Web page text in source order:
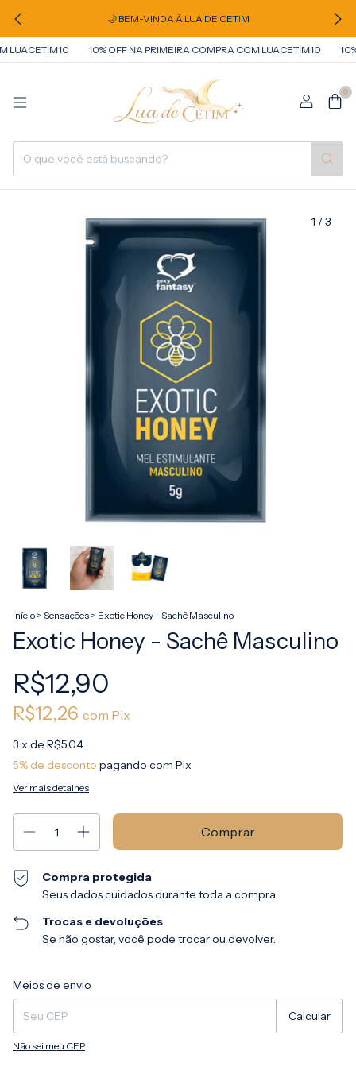
🌙 BEM-VINDA À LUA DE CETIM
10% OFF NA PRIMEIRA COMPRA COM LUACETIM10 10%
0
1 /3
Início > Sensações > Exotic Honey - Sachê Masculino
Exotic Honey - Sachê Masculino
R$12,90
R$12,26 com Pix
3 x de R$5,04
5% de desconto pagando com Pix
Ver mais detalhes
Compra protegida
Seus dados cuidados durante toda a compra.
Trocas e devoluções
Se não gostar, você pode trocar ou devolver.
Entregas para o CEP:
Meios de envio
Calcular
Não sei meu CEP